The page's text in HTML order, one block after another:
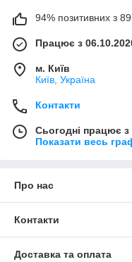
94% позитивних з 89
Працює з
м. Київ
Київ, Україна
Контакти
Сьогодні працює
Показати весь
Про нас
Контакти
Доставка та оплата